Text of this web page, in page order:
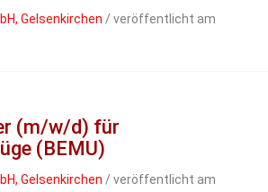
Gelsenkirchen / veröffentlicht am
(m/w/d) für
(BEMU)
Gelsenkirchen / veröffentlicht am